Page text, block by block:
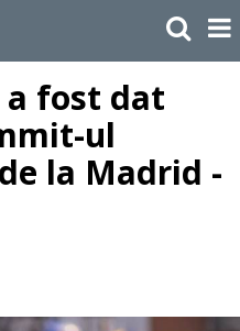
a fost dat
ul
la Madrid -